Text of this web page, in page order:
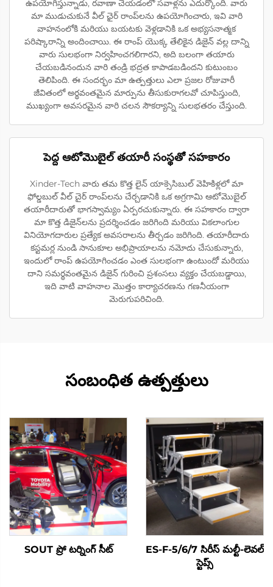
ఉపయోగిస్తున్నాడు, రవాణా చేయడంలో సవాళ్లను ఎదుర్కొంది. వారు
మా ముడుచుకునే వీల్ ఛైర్ రాంప్‌లను ఉపయోగించారు, ఇవి వారి
వాహనంలోకి మరియు బయటకు వెళ్లడానికి ఒక అభ్యసనాత్మక
పరిష్కారాన్ని అందించాయి. ఈ రాంప్ యొక్క తేలికైన డిజైన్ వల్ల దాన్ని
వారు సులభంగా నిర్వహించగలిగారని, అది బలంగా తయారు
చేయబడినందున వారి తండ్రి భద్రత కాపాడబడిందని కుటుంబం
తెలిపింది. ఈ సందర్భం మా ఉత్పత్తులు ఎలా ప్రజల రోజువారీ
జీవితంలో అర్థవంతమైన మార్పును తీసుకురాగలవో చూపిస్తుంది,
ముఖ్యంగా అవసరమైన వారి చలన సౌకర్యాన్ని సులభతరం చేస్తుంది.
పెద్ద ఆటోమొబైల్ తయారీ సంస్థతో సహకారం
Xinder-Tech వారు తమ కొత్త లైన్ యాక్సెసిబుల్ వెహికిళ్లలో మా
ఫోల్డబుల్ వీల్ చైర్ రాంప్‌లను చేర్చడానికి ఒక అగ్రగామి ఆటోమొబైల్
తయారీదారుతో భాగస్వామ్యం ఏర్పరచుకున్నారు. ఈ సహకారం ద్వారా
మా కొత్త డిజైన్‌లను ప్రదర్శించడం జరిగింది మరియు వికలాంగుల
వినియోగదారుల ప్రత్యేక అవసరాలను తీర్చడం జరిగింది. తయారీదారు
కస్టమర్ల నుండి సానుకూల అభిప్రాయాలను నమోదు చేసుకున్నారు,
ఇందులో రాంప్ ఉపయోగించడం ఎంత సులభంగా ఉంటుందో మరియు
దాని సమర్థవంతమైన డిజైన్ గురించి ప్రశంసలు వ్యక్తం చేయబడ్డాయి,
ఇది వాటి వాహనాల మొత్తం కార్యాచరణను గణనీయంగా
మెరుగుపరిచింది.
సంబంధిత ఉత్పత్తులు
SOUT ప్రో టర్నింగ్ సీట్
ES-F-5/6/7 సిరీస్ మల్టీ-లెవల్
స్టెప్స్